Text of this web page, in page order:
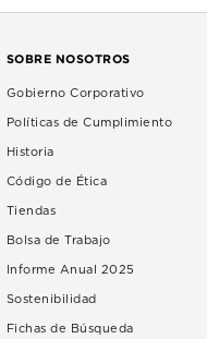
SOBRE NOSOTROS
Gobierno Corporativo
Políticas de Cumplimiento
Historia
Código de Ética
Tiendas
Bolsa de Trabajo
Informe Anual 2025
Sostenibilidad
Fichas de Búsqueda